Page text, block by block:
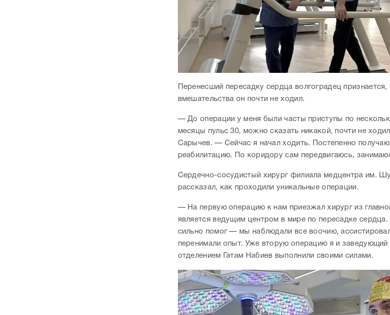
Перенесший пересадку сердца волгоградец признается,
вмешательства он почти не ходил.
— До операции у меня были часты приступы по
месяцы пульс 30, можно сказать никакой, почти не
Сарычев. — Сейчас я начал ходить. Постепенно
реабилитацию. По коридору сам передвигаюсь,
Сердечно-сосудистый хирург филиала медцентра им.
рассказал, как проходили уникальные операции.
— На первую операцию к нам приезжал хирург из
является ведущим центром в мире по пересадке сердца.
сильно помог — мы наблюдали все воочию,
перенимали опыт. Уже вторую операцию я и заведующий
отделением Гатам Набиев выполнили своими силами.